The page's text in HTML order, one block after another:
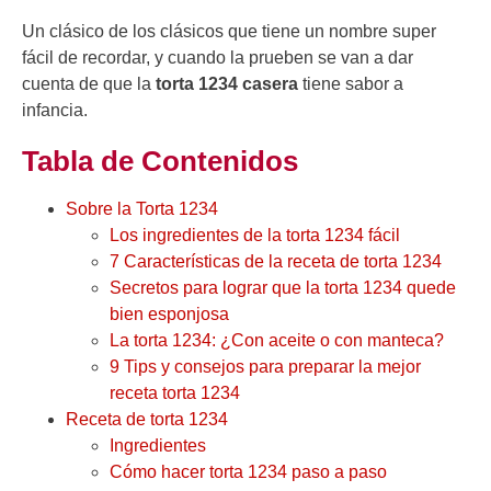
Un clásico de los clásicos que tiene un nombre super
fácil de recordar, y cuando la prueben se van a dar
cuenta de que la torta 1234 casera tiene sabor a
infancia.
Tabla de Contenidos
Sobre la Torta 1234
Los ingredientes de la torta 1234 fácil
7 Características de la receta de torta 1234
Secretos para lograr que la torta 1234 quede
bien esponjosa
La torta 1234: ¿Con aceite o con manteca?
9 Tips y consejos para preparar la mejor
receta torta 1234
Receta de torta 1234
Ingredientes
Cómo hacer torta 1234 paso a paso